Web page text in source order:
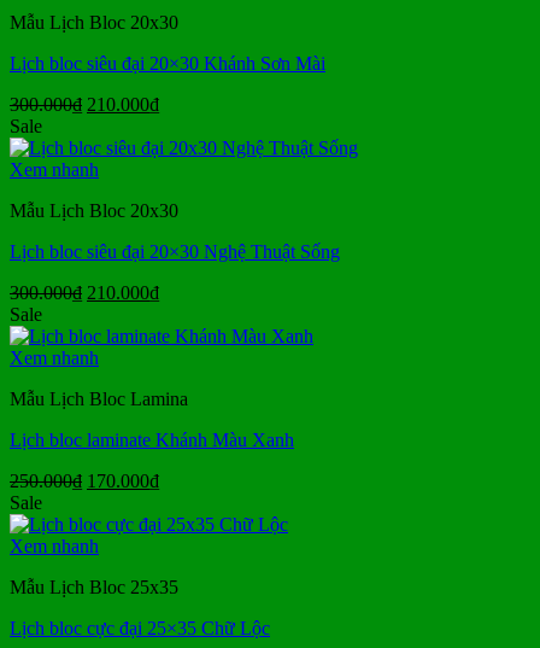
Mẫu Lịch Bloc 20x30
Lịch bloc siêu đại 20×30 Khánh Sơn Mài
300.000₫ Giá
là:
300.000₫.
210.000₫Giá
tại
Sale
Xem nhanh
Mẫu Lịch Bloc 20x30
Lịch bloc siêu đại 20×30 Nghệ Thuật Sống
300.000₫ Giá
là:
300.000₫.
210.000₫Giá
tại
Sale
Xem nhanh
Mẫu Lịch Bloc Lamina
Lịch bloc laminate Khánh Màu Xanh
250.000₫ Giá
là:
250.000₫.
170.000₫Giá
tại
Sale
Xem nhanh
Mẫu Lịch Bloc 25x35
Lịch bloc cực đại 25×35 Chữ Lộc